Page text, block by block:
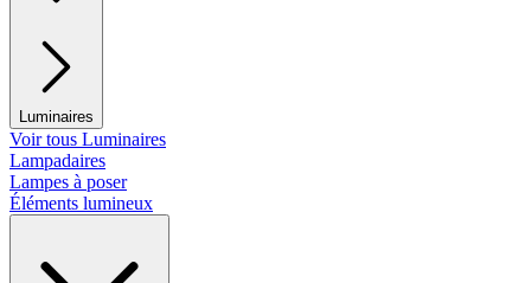
Luminaires
Voir tous Luminaires
Lampadaires
Lampes à poser
Éléments lumineux